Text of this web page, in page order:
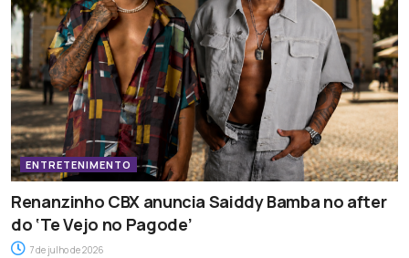
ENTRETENIMENTO
Renanzinho CBX anuncia Saiddy Bamba no after
do ‘Te Vejo no Pagode’
7 de julho de 2026